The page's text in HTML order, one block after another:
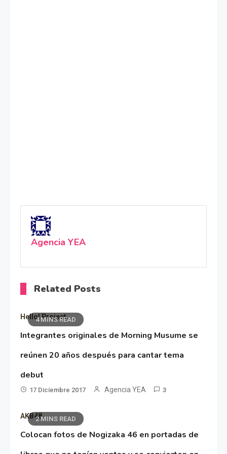
Agencia YEA
Related Posts
4 MINS READ
Hello! Project
Integrantes originales de Morning Musume se
reúnen 20 años después para cantar tema
debut
17 Diciembre 2017 Agencia YEA 3
2 MINS READ
AKB48
Colocan fotos de Nogizaka 46 en portadas de